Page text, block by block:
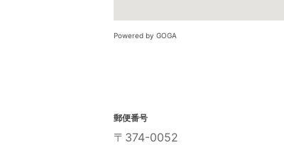
Powered by GOGA
郵便番号
〒374-0052